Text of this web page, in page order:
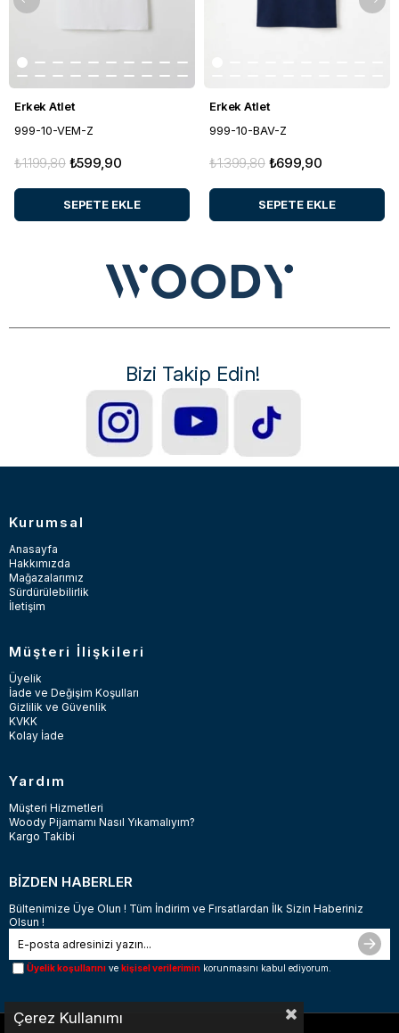
Erkek Atlet
999-10-VEM-Z
₺599,90
₺1.199,80
SEPETE EKLE
Erkek Atlet
999-10-BAV-Z
₺699,90
₺1.399,80
SEPETE EKLE
Bizi Takip Edin!
Kurumsal
Anasayfa
Hakkımızda
Mağazalarımız
Sürdürülebilirlik
İletişim
Müşteri İlişkileri
Üyelik
İade ve Değişim Koşulları
Gizlilik ve Güvenlik
KVKK
Kolay İade
Yardım
Müşteri Hizmetleri
Woody Pijamamı Nasıl Yıkamalıyım?
Kargo Takibi
BİZDEN HABERLER
Bültenimize Üye Olun ! Tüm İndirim ve Fırsatlardan İlk Sizin Haberiniz
Olsun !
Üyelik koşullarını ve kişisel verilerimin korunmasını kabul ediyorum.
Çerez Kullanımı